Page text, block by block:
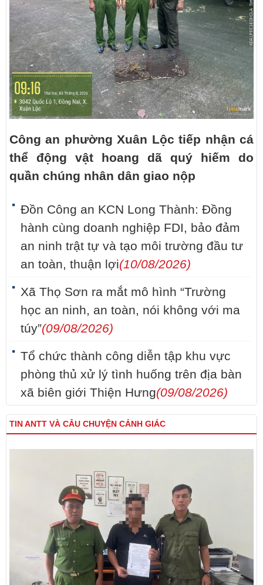
Công an phường Xuân Lộc tiếp nhận cá
thể động vật hoang dã quý hiếm do
quần chúng nhân dân giao nộp
Đồn Công an KCN Long Thành: Đồng
hành cùng doanh nghiệp FDI, bảo đảm
an ninh trật tự và tạo môi trường đầu tư
an toàn, thuận lợi(10/08/2026)
Xã Thọ Sơn ra mắt mô hình “Trường
học an ninh, an toàn, nói không với ma
túy”(09/08/2026)
Tổ chức thành công diễn tập khu vực
phòng thủ xử lý tình huống trên địa bàn
xã biên giới Thiện Hưng(09/08/2026)
TIN ANTT VÀ CÂU CHUYỆN CẢNH GIÁC